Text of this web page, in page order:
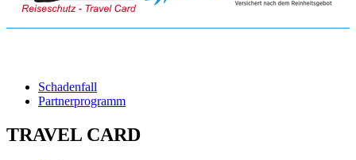
Schadenfall
Partnerprogramm
TRAVEL CARD